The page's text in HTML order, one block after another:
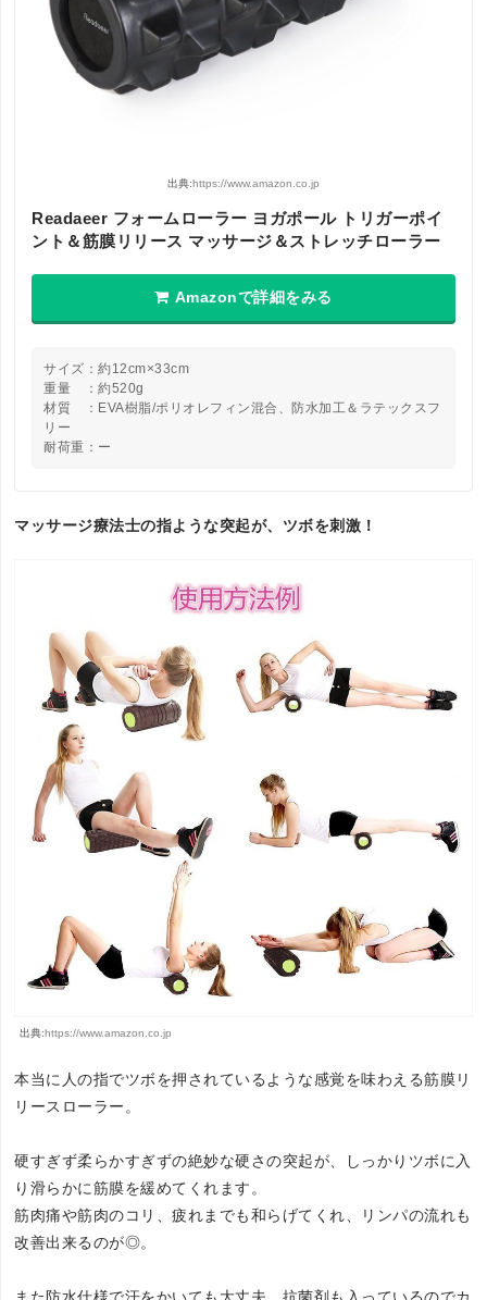
出典:https://www.amazon.co.jp
Readaeer フォームローラー ヨガポール トリガーポイ
ント＆筋膜リリース マッサージ＆ストレッチローラー
Amazonで詳細をみる
サイズ：約12cm×33cm
重量 ：約520g
材質 ：EVA樹脂/ポリオレフィン混合、防水加工＆ラテックスフ
リー
耐荷重：ー
マッサージ療法士の指ような突起が、ツボを刺激！
出典:https://www.amazon.co.jp
本当に人の指でツボを押されているような感覚を味わえる筋膜リ
リースローラー。
硬すぎず柔らかすぎずの絶妙な硬さの突起が、しっかりツボに入
り滑らかに筋膜を緩めてくれます。
筋肉痛や筋肉のコリ、疲れまでも和らげてくれ、リンパの流れも
改善出来るのが◎。